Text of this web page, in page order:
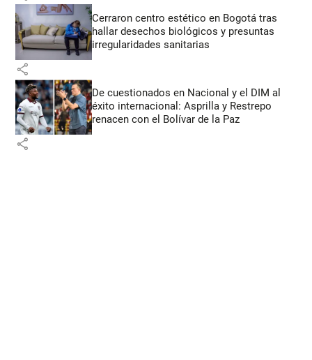
Cerraron centro estético en Bogotá tras
hallar desechos biológicos y presuntas
irregularidades sanitarias
share
De cuestionados en Nacional y el DIM al
éxito internacional: Asprilla y Restrepo
renacen con el Bolívar de la Paz
share